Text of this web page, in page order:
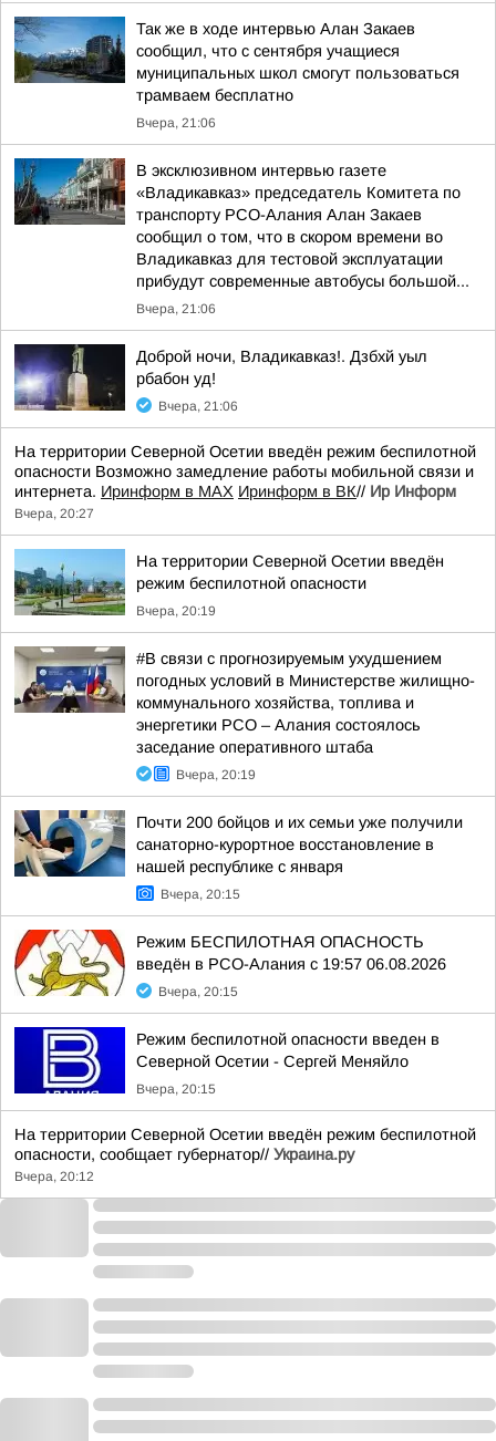
Так же в ходе интервью Алан Закаев
сообщил, что с сентября учащиеся
муниципальных школ смогут пользоваться
трамваем бесплатно
Вчера, 21:06
В эксклюзивном интервью газете
«Владикавказ» председатель Комитета по
транспорту РСО-Алания Алан Закаев
сообщил о том, что в скором времени во
Владикавказ для тестовой эксплуатации
прибудут современные автобусы большой...
Вчера, 21:06
Доброй ночи, Владикавказ!. Дзбхй уыл
рбабон уд!
Вчера, 21:06
На территории Северной Осетии введён режим беспилотной
опасности Возможно замедление работы мобильной связи и
интернета. Иринформ в МАХ Иринформ в ВК// Ир Информ
Вчера, 20:27
На территории Северной Осетии введён
режим беспилотной опасности
Вчера, 20:19
#В связи с прогнозируемым ухудшением
погодных условий в Министерстве жилищно-
коммунального хозяйства, топлива и
энергетики РСО – Алания состоялось
заседание оперативного штаба
Вчера, 20:19
Почти 200 бойцов и их семьи уже получили
санаторно-курортное восстановление в
нашей республике с января
Вчера, 20:15
Режим БЕСПИЛОТНАЯ ОПАСНОСТЬ
введён в РСО-Алания с 19:57 06.08.2026
Вчера, 20:15
Режим беспилотной опасности введен в
Северной Осетии - Сергей Меняйло
Вчера, 20:15
На территории Северной Осетии введён режим беспилотной
опасности, сообщает губернатор// Украина.ру
Вчера, 20:12